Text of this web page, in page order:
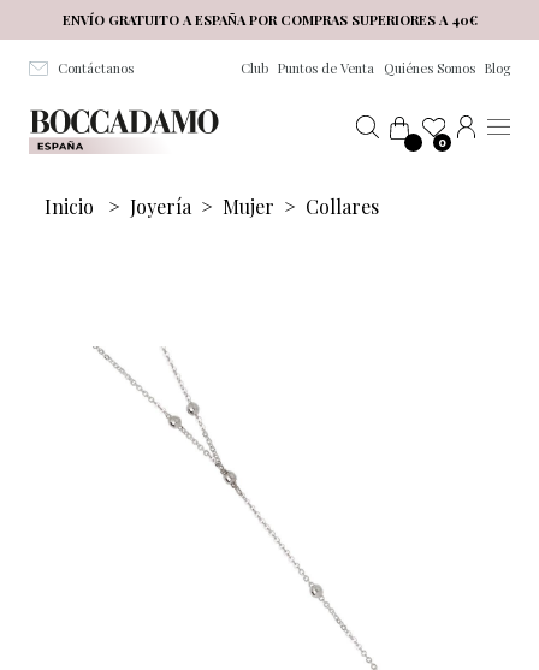
Salta al contenuto principale
ENVÍO GRATUITO A ESPAÑA POR COMPRAS SUPERIORES A 40€
Contáctanos Club Puntos de Venta Quiénes Somos Blog
0
Inicio > Joyería > Mujer > Collares